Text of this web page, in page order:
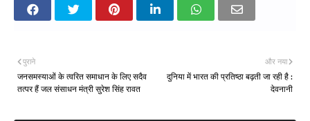
और नया
दुनिया में भारत की प्रतिष्ठा बढ़ती जा रही है :
देवनानी
पुराने
जनसमस्याओं के त्वरित समाधान के लिए सदैव
तत्पर हैं जल संसाधन मंत्री सुरेश सिंह रावत